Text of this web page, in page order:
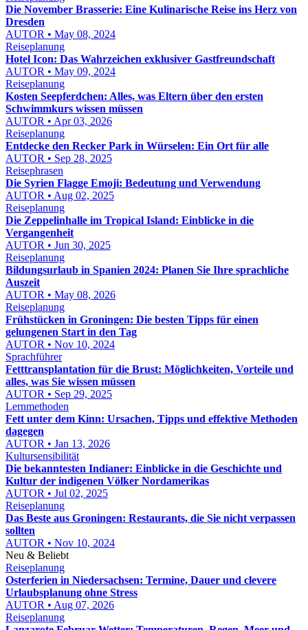
Die November Brasserie: Eine Kulinarische Reise ins Herz von
Dresden
AUTOR • May 08, 2024
Reiseplanung
Hotel Icon: Das Wahrzeichen exklusiver Gastfreundschaft
AUTOR • May 09, 2024
Reiseplanung
Kosten Seepferdchen: Alles, was Eltern über den ersten
Schwimmkurs wissen müssen
AUTOR • Apr 03, 2026
Reiseplanung
Entdecke den Recker Park in Würselen: Ein Ort für alle
AUTOR • Sep 28, 2025
Reisephrasen
Die Syrien Flagge Emoji: Bedeutung und Verwendung
AUTOR • Aug 02, 2025
Reiseplanung
Die Zeppelinhalle im Tropical Island: Einblicke in die
Vergangenheit
AUTOR • Jun 30, 2025
Reiseplanung
Bildungsurlaub in Spanien 2024: Planen Sie Ihre sprachliche
Auszeit
AUTOR • May 08, 2026
Reiseplanung
Frühstücken in Groningen: Die besten Tipps für einen
gelungenen Start in den Tag
AUTOR • Nov 10, 2024
Sprachführer
Fetttransplantation für die Brust: Möglichkeiten, Vorteile und
alles, was Sie wissen müssen
AUTOR • Sep 29, 2025
Lernmethoden
Fett unter dem Kinn: Ursachen, Tipps und effektive Methoden
dagegen
AUTOR • Jan 13, 2026
Kultursensibilität
Die bekanntesten Indianer: Einblicke in die Geschichte und
Kultur der indigenen Völker Nordamerikas
AUTOR • Jul 02, 2025
Reiseplanung
Das Beste aus Groningen: Restaurants, die Sie nicht verpassen
sollten
AUTOR • Nov 10, 2024
Neu & Beliebt
Reiseplanung
Osterferien in Niedersachsen: Termine, Dauer und clevere
Urlaubsplanung ohne Stress
AUTOR • Aug 07, 2026
Reiseplanung